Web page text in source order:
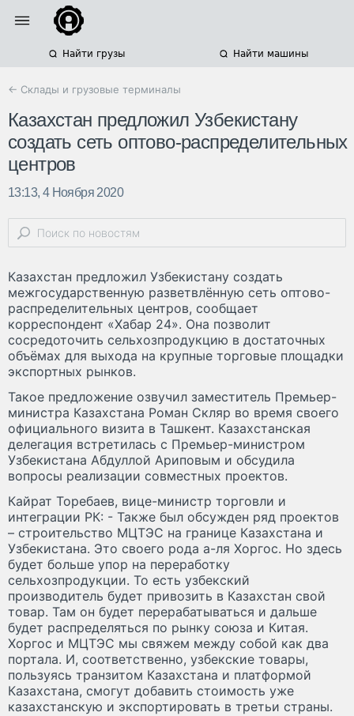
Найти грузы Найти машины
← Склады и грузовые терминалы
Казахстан предложил Узбекистану
создать сеть оптово-распределительных
центров
13:13, 4 Ноября 2020
Казахстан предложил Узбекистану создать
межгосударственную разветвлённую сеть оптово-
распределительных центров, сообщает
корреспондент «Хабар 24». Она позволит
сосредоточить сельхозпродукцию в достаточных
объёмах для выхода на крупные торговые площадки
экспортных рынков.
Такое предложение озвучил заместитель Премьер-
министра Казахстана Роман Скляр во время своего
официального визита в Ташкент. Казахстанская
делегация встретилась с Премьер-министром
Узбекистана Абдуллой Ариповым и обсудила
вопросы реализации совместных проектов.
Кайрат Торебаев, вице-министр торговли и
интеграции РК: - Также был обсужден ряд проектов
– строительство МЦТЭС на границе Казахстана и
Узбекистана. Это своего рода а-ля Хоргос. Но здесь
будет больше упор на переработку
сельхозпродукции. То есть узбекский
производитель будет привозить в Казахстан свой
товар. Там он будет перерабатываться и дальше
будет распределяться по рынку союза и Китая.
Хоргос и МЦТЭС мы свяжем между собой как два
портала. И, соответственно, узбекские товары,
пользуясь транзитом Казахстана и платформой
Казахстана, смогут добавить стоимость уже
казахстанскую и экспортировать в третьи страны.